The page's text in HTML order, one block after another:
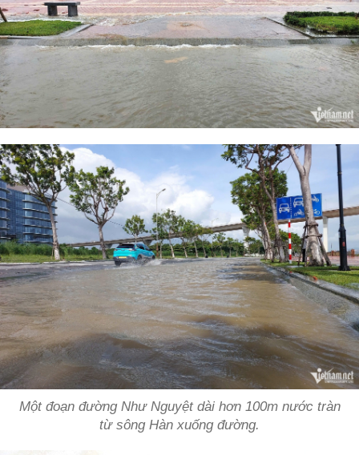
Một đoạn đường Như Nguyệt dài hơn 100m nước tràn
từ sông Hàn xuống đường.